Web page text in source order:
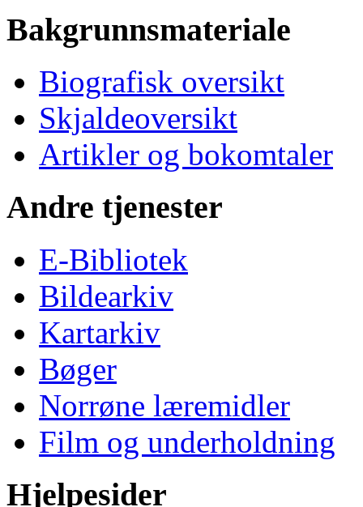
Bakgrunnsmateriale
Biografisk oversikt
Skjaldeoversikt
Artikler og bokomtaler
Andre tjenester
E-Bibliotek
Bildearkiv
Kartarkiv
Bøger
Norrøne læremidler
Film og underholdning
Hjelpesider